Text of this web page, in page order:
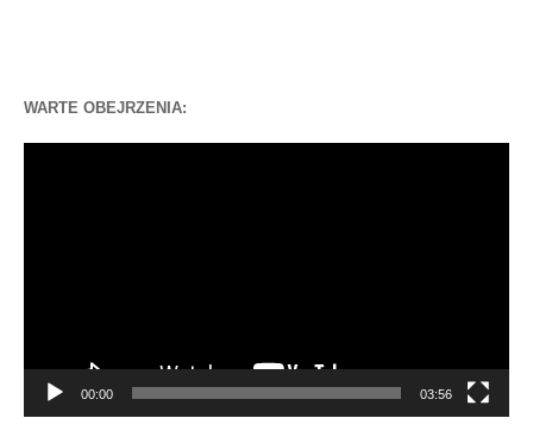
WARTE OBEJRZENIA:
00:00 03:56